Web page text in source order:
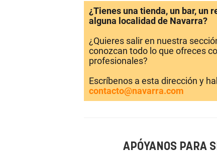
¿Tienes una tienda, un bar, un
alguna localidad de Navarra?
¿Quieres salir en nuestra
conozcan todo lo que ofreces
profesionales?
Escríbenos a esta dirección y
contacto@navarra.com
APÓYANOS PARA